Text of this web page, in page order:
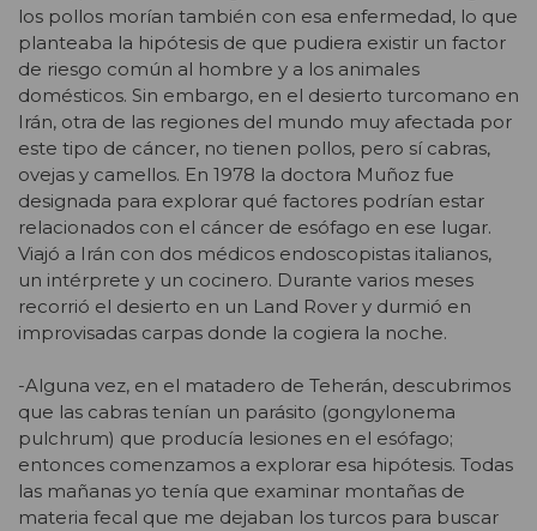
los pollos morían también con esa enfermedad, lo que
planteaba la hipótesis de que pudiera existir un factor
de riesgo común al hombre y a los animales
domésticos. Sin embargo, en el desierto turcomano en
Irán, otra de las regiones del mundo muy afectada por
este tipo de cáncer, no tienen pollos, pero sí cabras,
ovejas y camellos. En 1978 la doctora Muñoz fue
designada para explorar qué factores podrían estar
relacionados con el cáncer de esófago en ese lugar.
Viajó a Irán con dos médicos endoscopistas italianos,
un intérprete y un cocinero. Durante varios meses
recorrió el desierto en un Land Rover y durmió en
improvisadas carpas donde la cogiera la noche.
-Alguna vez, en el matadero de Teherán, descubrimos
que las cabras tenían un parásito (gongylonema
pulchrum) que producía lesiones en el esófago;
entonces comenzamos a explorar esa hipótesis. Todas
las mañanas yo tenía que examinar montañas de
materia fecal que me dejaban los turcos para buscar